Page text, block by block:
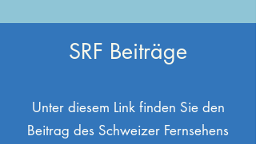
SRF Beiträge
Unter diesem Link finden Sie den
Beitrag des Schweizer Fernsehens